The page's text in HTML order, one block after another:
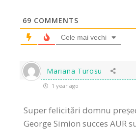
69 COMMENTS
Cele mai vechi
Mariana Turosu
1 year ago
Super felicitări domnu
George Simion succes AUR